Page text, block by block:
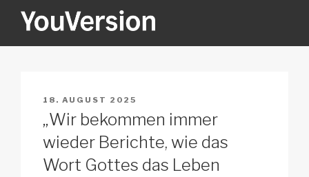
Inhalt
YOUVERSION
VERÖFFENTLICHT
AM
18. AUGUST 2025
„Wir bekommen immer
wieder Berichte, wie das
Wort Gottes das Leben